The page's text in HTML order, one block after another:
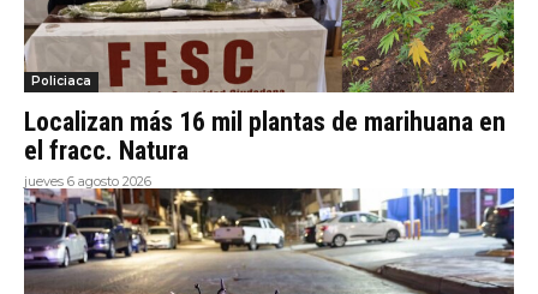
Policiaca
Localizan más 16 mil plantas de marihuana en
el fracc. Natura
jueves 6 agosto 2026